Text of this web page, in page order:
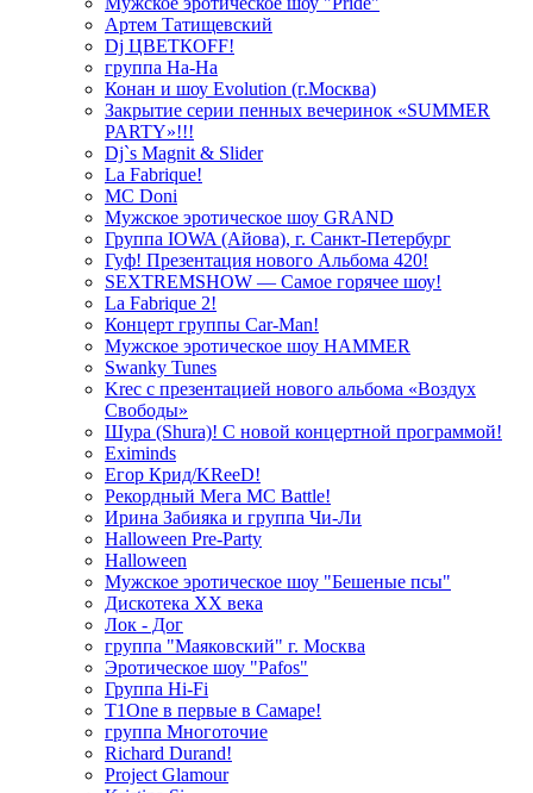
Артем Татищевский
Dj ЦВЕТКOFF!
группа На-На
Конан и шоу Evolution (г.Москва)
Закрытие серии пенных вечеринок «SUMMER
PARTY»!!!
Dj`s Magnit & Slider
La Fabrique!
MC Doni
Мужское эротическое шоу GRAND
Группа IOWA (Айова), г. Санкт-Петербург
Гуф! Презентация нового Альбома 420!
SEXTREMSHOW — Самое горячее шоу!
La Fabrique 2!
Концерт группы Car-Man!
Мужское эротическое шоу HAMMER
Swanky Tunes
Krec с презентацией нового альбома «Воздух
Свободы»
Шура (Shura)! С новой концертной программой!
Eximinds
Егор Крид/KReeD!
Рекордный Мега МС Battle!
Ирина Забияка и группа Чи-Ли
Halloween Pre-Party
Halloween
Мужское эротическое шоу "Бешеные псы"
Дискотека ХХ века
Лок - Дог
группа "Маяковский" г. Москва
Эротическое шоу "Pafos"
Группа Hi-Fi
T1One в первые в Самаре!
группа Многоточие
Richard Durand!
Project Glamour